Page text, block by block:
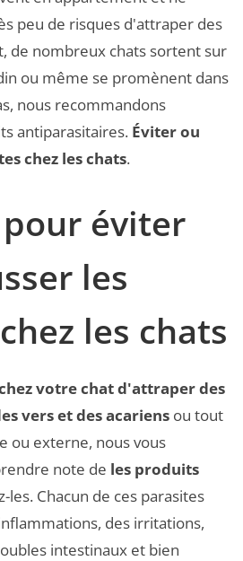
peu de risques d'attraper des
de nombreux chats sortent sur
ou même se promènent dans
nous recommandons
antiparasitaires. Éviter ou
chez les chats.
éviter
les
les chats
votre chat d'attraper des
vers et des acariens ou tout
ou externe, nous vous
note de les produits
les. Chacun de ces parasites
des irritations,
intestinaux et bien